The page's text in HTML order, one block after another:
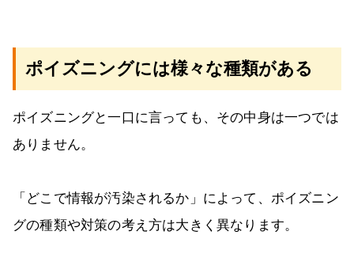
ポイズニングには様々な種類がある
ポイズニングと一口に言っても、その中身は一つでは
ありません。
「どこで情報が汚染されるか」によって、ポイズニン
グの種類や対策の考え方は大きく異なります。